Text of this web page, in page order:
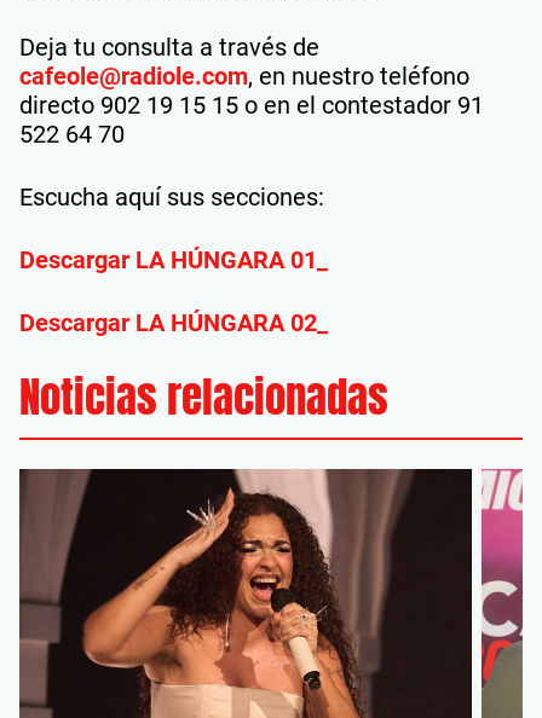
Deja tu consulta a través de
cafeole@radiole.com, en nuestro teléfono
directo 902 19 15 15 o en el contestador 91
522 64 70
Escucha aquí sus secciones:
Descargar LA HÚNGARA 01_
Descargar LA HÚNGARA 02_
Noticias relacionadas